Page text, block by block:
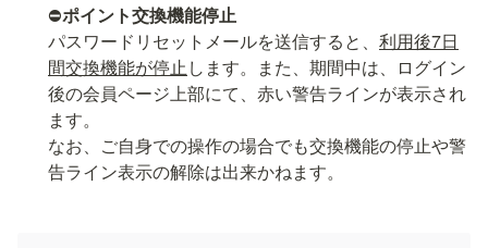
⛔ポイント交換機能停止
パスワードリセットメールを送信すると、 利用後7日
間交換機能が停止します。また、期間中は、ログイン
後の会員ページ上部にて、赤い警告ラインが表示され
ます。
なお、ご自身での操作の場合でも交換機能の停止や警
告ライン表示の解除は出来かねます。